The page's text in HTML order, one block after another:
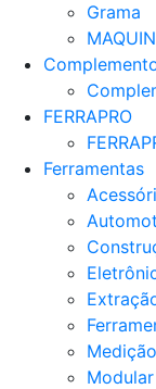
Grama
FERRAPRO
Ferramentas
Medição
Modular